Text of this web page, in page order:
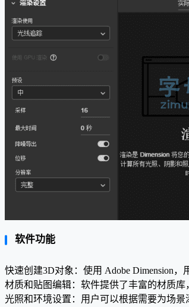
软件功能
快速创建3D对象：使用 Adobe Dimension
材质和贴图编辑：软件提供了丰富的材质
光照和环境设置：用户可以根据需要为场